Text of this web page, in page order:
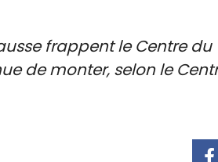
frappent le Centre
de monter, selon le